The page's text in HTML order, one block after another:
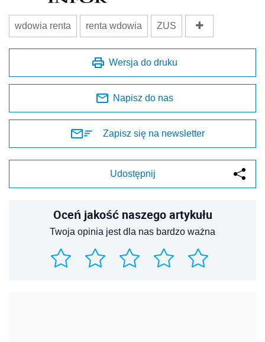
wdowia renta renta wdowia ZUS
Wersja do druku
Napisz do nas
Zapisz się na newsletter
Udostępnij
Oceń jakość naszego artykułu
Twoja opinia jest dla nas bardzo ważna